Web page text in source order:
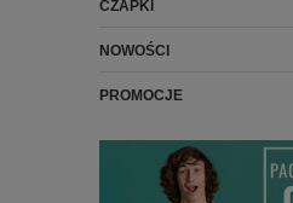
CZAPKI
NOWOŚCI
PROMOCJE